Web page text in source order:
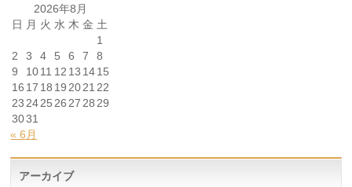
2026年8月
日 月 火 水 木 金 土
1
2
3 4 5 6 7
8
9
1011 12 13 1415
16 17 18 19 2021 22
23 2425 26 27 28 29
3031
« 6月
アーカイブ